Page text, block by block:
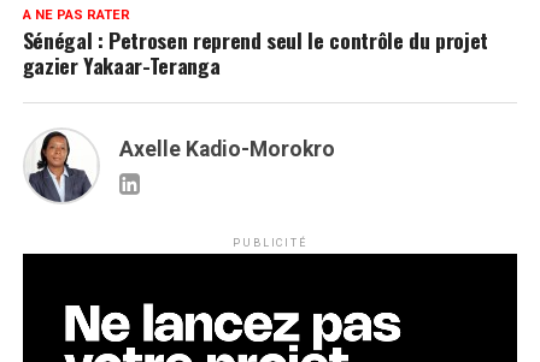
A NE PAS RATER
Sénégal : Petrosen reprend seul le contrôle du projet
gazier Yakaar-Teranga
Axelle Kadio-Morokro
PUBLICITÉ